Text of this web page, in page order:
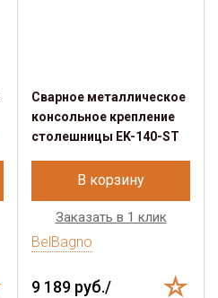
Сварное металлическое
консольное крепление
столешницы EK-140-ST
В корзину
Заказать в 1 клик
BelBagno
9 189 руб./